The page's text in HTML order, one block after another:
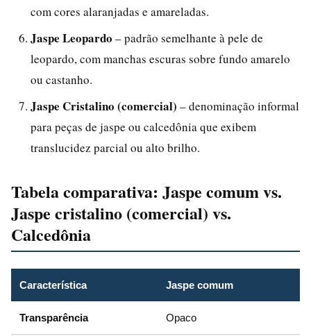
com cores alaranjadas e amareladas.
Jaspe Leopardo – padrão semelhante à pele de
leopardo, com manchas escuras sobre fundo amarelo
ou castanho.
Jaspe Cristalino (comercial) – denominação informal
para peças de jaspe ou calcedônia que exibem
translucidez parcial ou alto brilho.
Tabela comparativa: Jaspe comum vs.
Jaspe cristalino (comercial) vs.
Calcedônia
Característica Jaspe comum
Transparência Opaco